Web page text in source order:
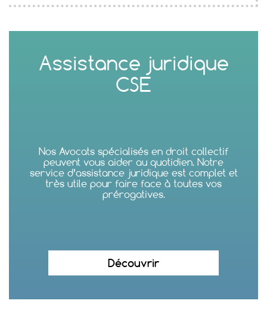
Assistance juridique
CSE
Nos Avocats spécialisés en droit collectif
peuvent vous aider au quotidien. Notre
service d’assistance juridique est complet et
très utile pour faire face à toutes vos
prérogatives.
Découvrir